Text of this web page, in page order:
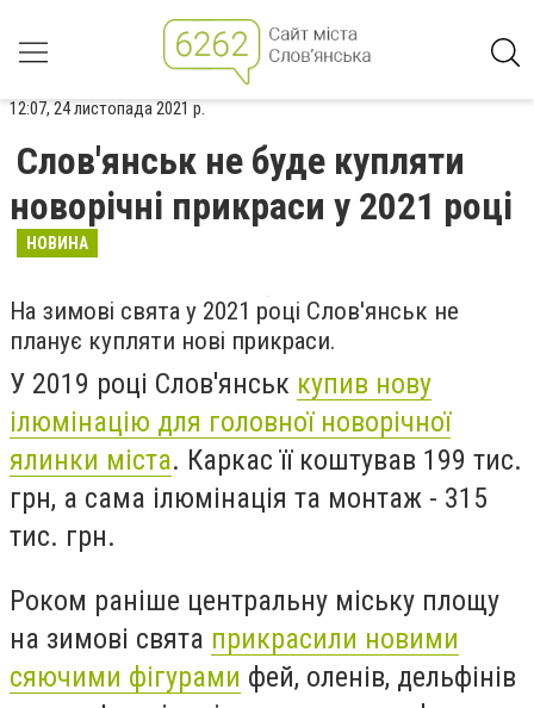
12:07, 24 листопада 2021 р.
Слов'янськ не буде купляти
новорічні прикраси у 2021 році
НОВИНА
На зимові свята у 2021 році Слов'янськ не
планує купляти нові прикраси.
У 2019 році Слов'янськ купив нову
ілюмінацію для головної новорічної
ялинки міста. Каркас її коштував 199 тис.
грн, а сама ілюмінація та монтаж - 315
тис. грн.
Роком раніше центральну міську площу
на зимові свята прикрасили новими
сяючими фігурами фей, оленів, дельфінів